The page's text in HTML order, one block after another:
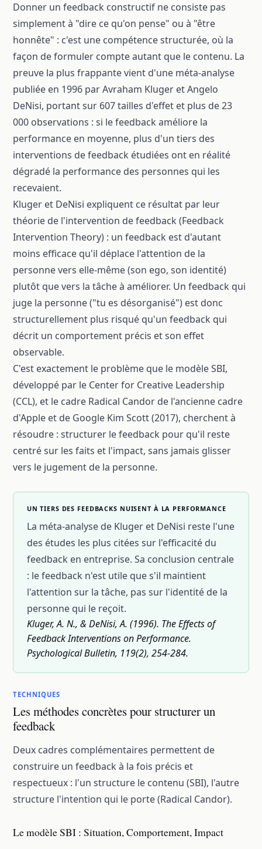
Donner un feedback constructif ne consiste pas
simplement à "dire ce qu'on pense" ou à "être
honnête" : c'est une compétence structurée, où la
façon de formuler compte autant que le contenu. La
preuve la plus frappante vient d'une méta-analyse
publiée en 1996 par Avraham Kluger et Angelo
DeNisi, portant sur 607 tailles d'effet et plus de 23
000 observations : si le feedback améliore la
performance en moyenne, plus d'un tiers des
interventions de feedback étudiées ont en réalité
dégradé la performance des personnes qui les
recevaient.
Kluger et DeNisi expliquent ce résultat par leur
théorie de l'intervention de feedback (Feedback
Intervention Theory) : un feedback est d'autant
moins efficace qu'il déplace l'attention de la
personne vers elle-même (son ego, son identité)
plutôt que vers la tâche à améliorer. Un feedback qui
juge la personne ("tu es désorganisé") est donc
structurellement plus risqué qu'un feedback qui
décrit un comportement précis et son effet
observable.
C'est exactement le problème que le modèle SBI,
développé par le Center for Creative Leadership
(CCL), et le cadre Radical Candor de l'ancienne cadre
d'Apple et de Google Kim Scott (2017), cherchent à
résoudre : structurer le feedback pour qu'il reste
centré sur les faits et l'impact, sans jamais glisser
vers le jugement de la personne.
UN TIERS DES FEEDBACKS NUISENT À LA PERFORMANCE
La méta-analyse de Kluger et DeNisi reste l'une
des études les plus citées sur l'efficacité du
feedback en entreprise. Sa conclusion centrale
: le feedback n'est utile que s'il maintient
l'attention sur la tâche, pas sur l'identité de la
personne qui le reçoit.
Kluger, A. N., & DeNisi, A. (1996). The Effects of
Feedback Interventions on Performance.
Psychological Bulletin, 119(2), 254-284.
TECHNIQUES
Les méthodes concrètes pour structurer un
feedback
Deux cadres complémentaires permettent de
construire un feedback à la fois précis et
respectueux : l'un structure le contenu (SBI), l'autre
structure l'intention qui le porte (Radical Candor).
Le modèle SBI : Situation, Comportement, Impact